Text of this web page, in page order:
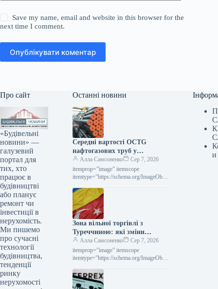
Save my name, email and website in this browser for the
next time I comment.
Опублікувати коментар
Про сайт
«Будівельні
новини» —
галузевий
портал для
тих, хто
працює в
будівництві
або планує
ремонт чи
інвестиції в
нерухомість.
Ми пишемо
про сучасні
технології
будівництва,
тенденції
ринку
нерухомості
Останні новини
Середні вартості OCTG
нафтогазових труб у
Сполучених Штатах у липні
залишалися незмінними,
досягнувши позначки $2563 за
Алла Самсоненко
Сер 7, 2026
itemprop=”image” itemscope
itemtype=”https://schema.org/ImageObje
Глобальний ринок ціни на прокат
Роздрукувати 297 06 Серпня 2026
Середні ціни на нафтогазові труби…
Зона вільної торгівлі з
Туреччиною: які зміни
чекають на українське
металоведення
Алла Самсоненко
Сер 7, 2026
itemprop=”image” itemscope
itemtype=”https://schema.org/ImageObje
СтаттіІндустріяторгівляРоздрукувати
7106 Серпня 2026 ЗВТ із Туреччиною:
и